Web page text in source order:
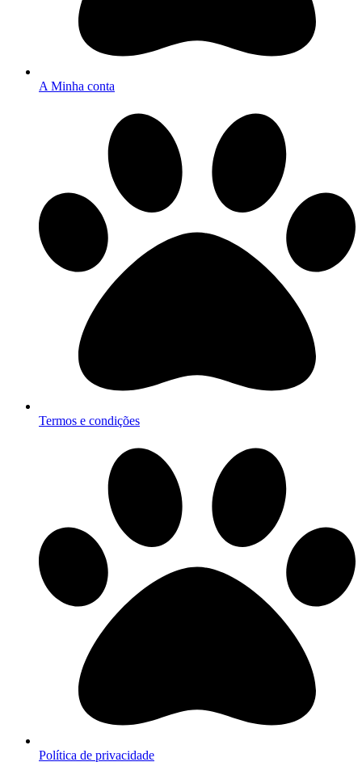
A Minha conta
Termos e condições
Política de privacidade